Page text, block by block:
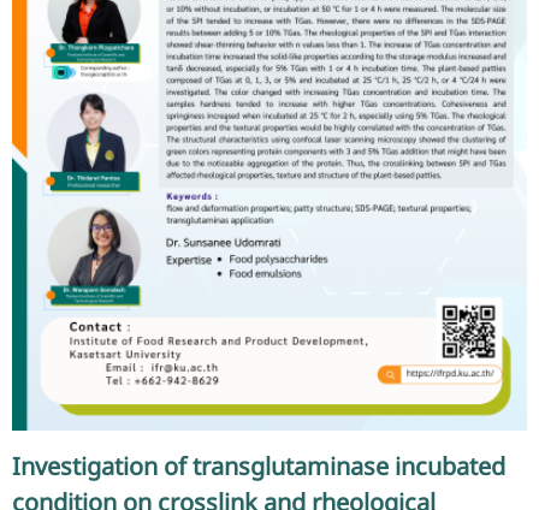
Investigation of transglutaminase incubated